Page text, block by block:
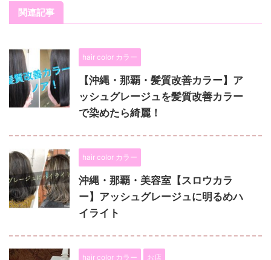
関連記事
hair color カラー
【沖縄・那覇・髪質改善カラー】ア
ッシュグレージュを髪質改善カラー
で染めたら綺麗！
hair color カラー
沖縄・那覇・美容室【スロウカラ
ー】アッシュグレージュに明るめハ
イライト
hair color カラー お店